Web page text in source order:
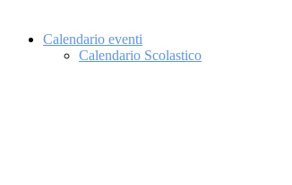
Calendario eventi
Calendario Scolastico